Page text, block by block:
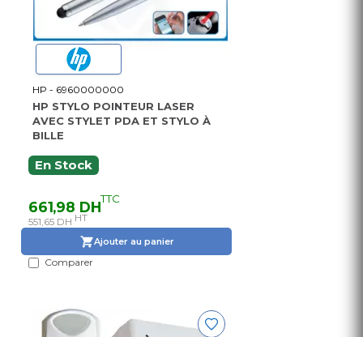
HP - 6960000000
HP STYLO POINTEUR LASER
AVEC STYLET PDA ET STYLO À
BILLE
En Stock
661,98 DHTTC
551,65 DH HT
Ajouter au panier
Comparer